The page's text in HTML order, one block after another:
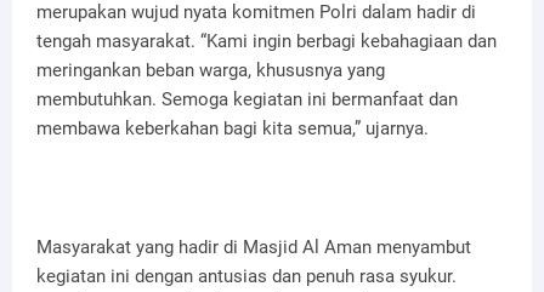
merupakan wujud nyata komitmen Polri dalam hadir di
tengah masyarakat. “Kami ingin berbagi kebahagiaan dan
meringankan beban warga, khususnya yang
membutuhkan. Semoga kegiatan ini bermanfaat dan
membawa keberkahan bagi kita semua,” ujarnya.
Masyarakat yang hadir di Masjid Al Aman menyambut
kegiatan ini dengan antusias dan penuh rasa syukur.